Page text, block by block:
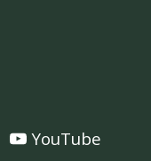
YouTube